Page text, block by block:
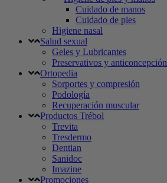
Cuidado de manos
Cuidado de pies
Higiene nasal
Salud sexual
Geles y Lubricantes
Preservativos y anticoncepción
Ortopedia
Sorportes y compresión
Podología
Recuperación muscular
Productos Trébol
Trevita
Tresdermo
Dentian
Sanidoc
Imazine
Promociones